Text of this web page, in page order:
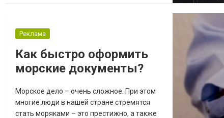
ухаживают за своей шерстью, вылизывая
необходимо дополнител...
Реклама
Как быстро оформить
морские документы?
Морское дело – очень сложное. При этом
многие люди в нашей стране стремятся
стать моряками – это престижно, а также